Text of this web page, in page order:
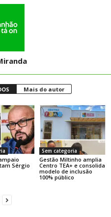
Mais do autor
Sérgio
Sem categoria
Gestão Miltinho amplia
Centro TEA+ e consolida
modelo de inclusão
100% público